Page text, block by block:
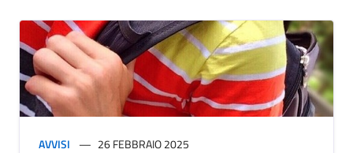
AVVISI 26 FEBBRAIO 2025